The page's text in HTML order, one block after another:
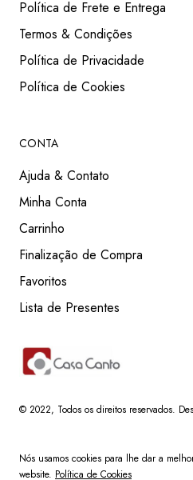
Política de Frete e Entrega
Termos & Condições
Política de Privacidade
Política de Cookies
CONTA
Ajuda & Contato
Minha Conta
Carrinho
Finalização de Compra
Favoritos
Lista de Presentes
© 2022, Todos os direitos reservados.
Nós usamos cookies para lhe dar a
website. Política de Cookies